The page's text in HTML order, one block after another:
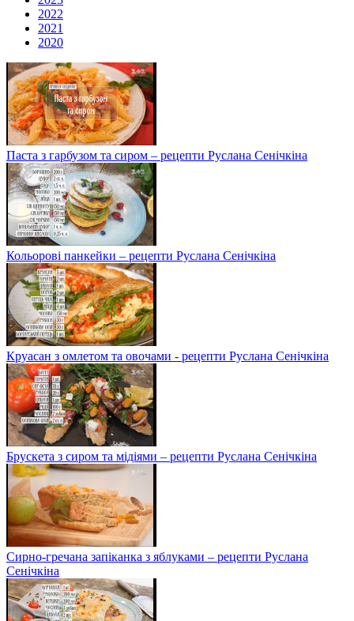
2022
2021
2020
Паста з гарбузом та сиром – рецепти Руслана Сенічкіна
Кольорові панкейки – рецепти Руслана Сенічкіна
Круасан з омлетом та овочами - рецепти Руслана Сенічкіна
Брускета з сиром та мідіями – рецепти Руслана Сенічкіна
Сирно-гречана запіканка з яблуками – рецепти Руслана
Сенічкіна